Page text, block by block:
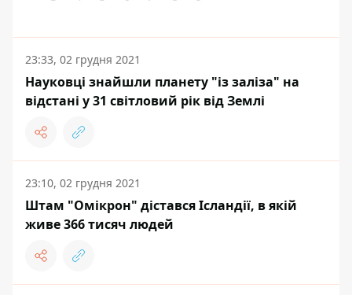
23:33, 02 грудня 2021
Науковці знайшли планету "із заліза" на
відстані у 31 світловий рік від Землі
23:10, 02 грудня 2021
Штам "Омікрон" дістався Ісландії, в якій
живе 366 тисяч людей